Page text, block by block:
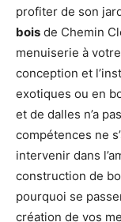
profiter de son
bois de Chemin
menuiserie à
conception et
exotiques ou en
et de dalles n’a
compétences ne
intervenir dans
construction de
pourquoi se
création de vos